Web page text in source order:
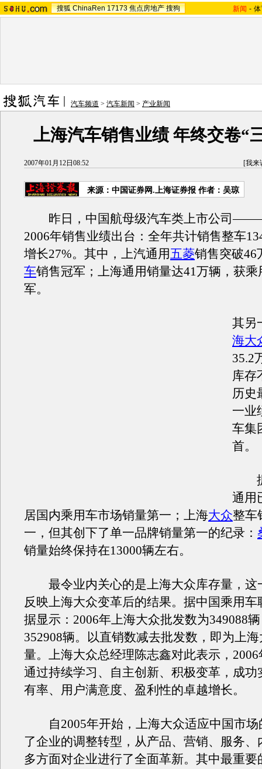
搜狐 ChinaRen 17173 焦点房地产 搜狗 新闻 -
汽车频道 > 汽车新闻 > 产业新闻
上海汽车销售业绩 年终交卷“
2007年01月12日08:52 [我来
来源：中国证券网.上海证券报 作者：吴琼
昨日，中国航母级汽车类上市公司
2006年销售业绩出台：全年共计销售整车
增长27%。其中，上汽通用五菱销售突破46
车销售冠军；上海通用销量达41万辆，获乘
军。
其另
海大
35.2
库存
历史
一业
车集
首。
据
通用
居国内乘用车市场销量第一；上海大众整车
一，但其创下了单一品牌销量第一的纪录：
销量始终保持在13000辆左右。
最令业内关心的是上海大众库存量，这
反映上海大众变革后的结果。据中国乘用车
据显示：2006年上海大众批发数为349088
352908辆。以直销数减去批发数，即为上
量。上海大众总经理陈志鑫对此表示，
通过持续学习、自主创新、积极变革，成功
有率、用户满意度、盈利性的卓越增长。
自2005年开始，上海大众适应中国市场
了企业的调整转型，从产品、营销、服务、
多方面对企业进行了全面革新。其中最重要